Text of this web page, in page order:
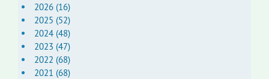
2026 (16)
2025 (52)
2024 (48)
2023 (47)
2022 (68)
2021 (68)